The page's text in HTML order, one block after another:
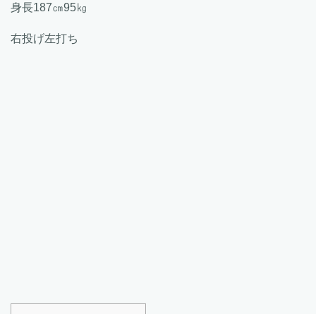
身長187㎝95㎏
右投げ左打ち